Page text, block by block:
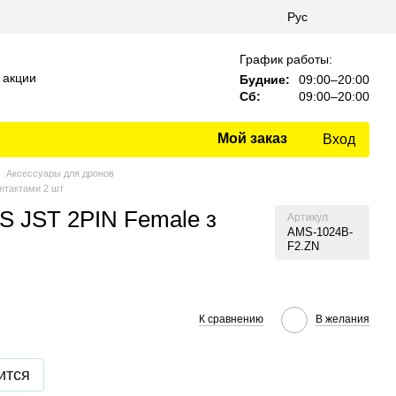
Рус
График работы:
Будние:
09:00–20:00
Сб:
09:00–20:00
Мой заказ Вход
Аксессуары для дронов
2 шт
JST 2PIN Female з
Артикул
AMS-1024B-
F2.ZN
К сравнению В желания